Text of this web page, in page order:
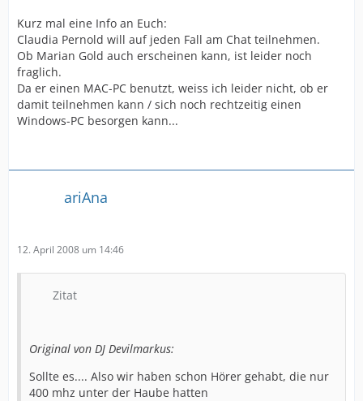
Kurz mal eine Info an Euch:
Claudia Pernold will auf jeden Fall am Chat teilnehmen.
Ob Marian Gold auch erscheinen kann, ist leider noch
fraglich.
Da er einen MAC-PC benutzt, weiss ich leider nicht, ob er
damit teilnehmen kann / sich noch rechtzeitig einen
Windows-PC besorgen kann...
ariAna
12. April 2008 um 14:46
Zitat
Original von DJ Devilmarkus:
Sollte es.... Also wir haben schon Hörer gehabt, die nur
400 mhz unter der Haube hatten